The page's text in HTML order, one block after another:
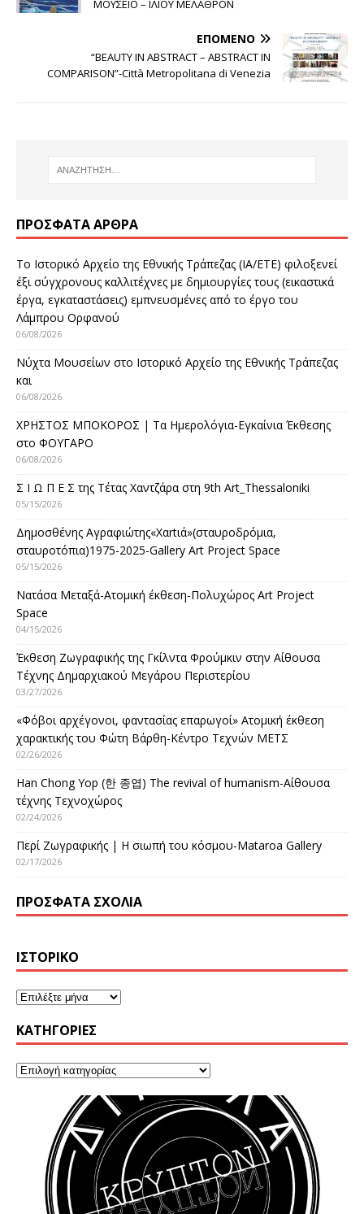
ΜΟΥΣΕΙΟ – ΙΛΙΟΥ ΜΕΛΑΘΡΟΝ
ΕΠΌΜΕΝΟ
“BEAUTY IN ABSTRACT – ABSTRACT IN
COMPARISON”-Città Metropolitana di Venezia
ΠΡΌΣΦΑΤΑ ΆΡΘΡΑ
Το Ιστορικό Αρχείο της Εθνικής Τράπεζας (ΙΑ/ΕΤΕ) φιλοξενεί
έξι σύγχρονους καλλιτέχνες με δημιουργίες τους (εικαστικά
έργα, εγκαταστάσεις) εμπνευσμένες από το έργο του
Λάμπρου Ορφανού
06/08/2026
Νύχτα Μουσείων στο Ιστορικό Αρχείο της Εθνικής Τράπεζας
και
06/08/2026
ΧΡΗΣΤΟΣ ΜΠΟΚΟΡΟΣ | Τα Ημερολόγια-Εγκαίνια Έκθεσης
στο ΦΟΥΓΑΡΟ
06/08/2026
Σ Ι Ω Π Ε Σ της Τέτας Χαντζάρα στη 9th Art_Thessaloniki
05/15/2026
Δημοσθένης Αγραφιώτης«Xαrtιά»(σταυροδρόμια,
σταυροτόπια)1975-2025-Gallery Art Project Space
05/15/2026
Νατάσα Μεταξά-Ατομική έκθεση-Πολυχώρος Art Project
Space
04/15/2026
Έκθεση Ζωγραφικής της Γκίλντα Φρούμκιν στην Αίθουσα
Τέχνης Δημαρχιακού Μεγάρου Περιστερίου
03/27/2026
«Φόβοι αρχέγονοι, φαντασίας επαρωγοί» Ατομική έκθεση
χαρακτικής του Φώτη Βάρθη-Κέντρο Τεχνών ΜΕΤΣ
02/26/2026
Han Chong Yop (한 종엽) The revival of humanism-Αίθουσα
τέχνης Τεχνοχώρος
02/24/2026
Περί Ζωγραφικής | Η σιωπή του κόσμου-Mataroa Gallery
02/17/2026
ΠΡΌΣΦΑΤΑ ΣΧΌΛΙΑ
ΙΣΤΟΡΙΚΌ
KΑΤΗΓΟΡΊΕΣ